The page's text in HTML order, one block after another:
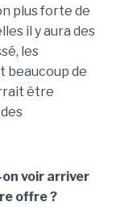
plus forte de
il y aura des
les
beaucoup de
être
voir arriver
offre ?